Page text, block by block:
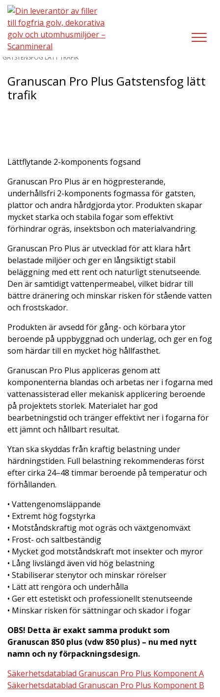
UTOMHUSMILJÖ/GATSTENSFOG
GATSTENSFOG LÄTT TRAFIK
Granuscan Pro Plus Gatstensfog lätt
trafik
Lättflytande 2-komponents fogsand
Granuscan Pro Plus är en högpresterande,
underhållsfri 2-komponents fogmassa för gatsten,
plattor och andra hårdgjorda ytor. Produkten skapar
mycket starka och stabila fogar som effektivt
förhindrar ogräs, insektsbon och materialvandring.
Granuscan Pro Plus är utvecklad för att klara hårt
belastade miljöer och ger en långsiktigt stabil
beläggning med ett rent och naturligt stenutseende.
Den är samtidigt vattenpermeabel, vilket bidrar till
bättre dränering och minskar risken för stående vatten
och frostskador.
Produkten är avsedd för gång- och körbara ytor
beroende på uppbyggnad och underlag, och ger en fog
som härdar till en mycket hög hållfasthet.
Granuscan Pro Plus appliceras genom att
komponenterna blandas och arbetas ner i fogarna med
vattenassisterad eller mekanisk applicering beroende
på projektets storlek. Materialet har god
bearbetningstid och tränger effektivt ner i fogarna för
ett jämnt och hållbart resultat.
Ytan ska skyddas från kraftig belastning under
härdningstiden. Full belastning rekommenderas först
efter cirka 24–48 timmar beroende på temperatur och
förhållanden.
• Vattengenomsläppande
• Extremt hög fogstyrka
• Motståndskraftig mot ogräs och växtgenomväxt
• Frost- och saltbeständig
• Mycket god motståndskraft mot insekter och myror
• Lång livslängd även vid hög belastning
• Stabiliserar stenytor och minskar rörelser
• Lätt att rengöra och underhålla
• Ger ett estetiskt och professionellt stenutseende
• Minskar risken för sättningar och skador i fogar
OBS! Detta är exakt samma produkt som
Granuscan 850 plus (vdw 850 plus) – nu med nytt
namn och ny förpackningsdesign.
Säkerhetsdatablad Granuscan Pro Plus Komponent A
Säkerhetsdatablad Granuscan Pro Plus Komponent B